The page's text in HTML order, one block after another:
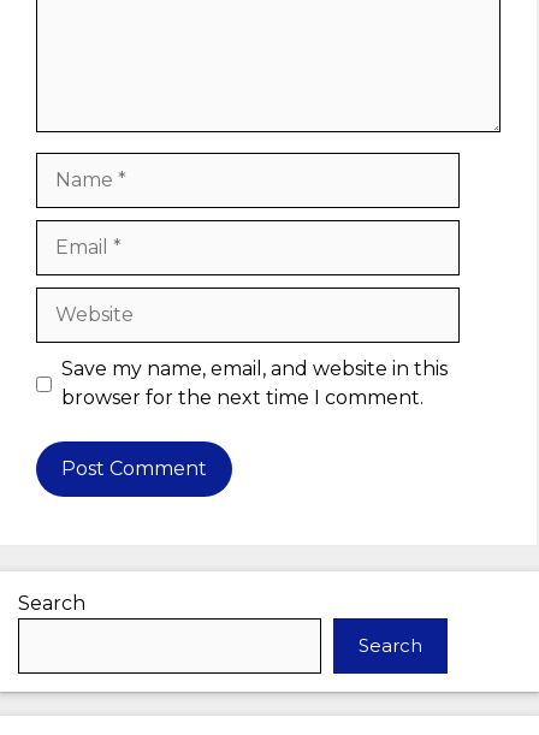
Website
Save my name, email, and website in this
browser for the next time I comment.
Search
Search